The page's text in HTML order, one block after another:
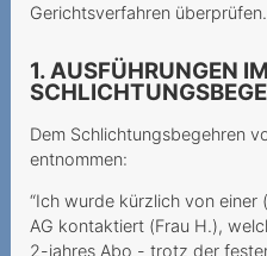
Gerichtsverfahren überprüfen.
1. AUSFÜHRUNGEN IM
Dem Schlichtungsbegehren
entnommen:
“Ich wurde kürzlich von einer
AG kontaktiert (Frau H.),
2-jahres Abo - trotz der
Keine
Le
Une